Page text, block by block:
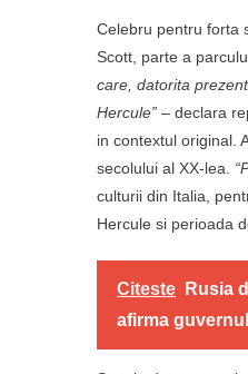
Celebru pentru forta
Scott, parte a
care, datorita
Hercule” – declara
in contextul original.
secolului al XX-lea.
culturii din Italia,
Hercule si perioada
Citeste
Rusia
afirma